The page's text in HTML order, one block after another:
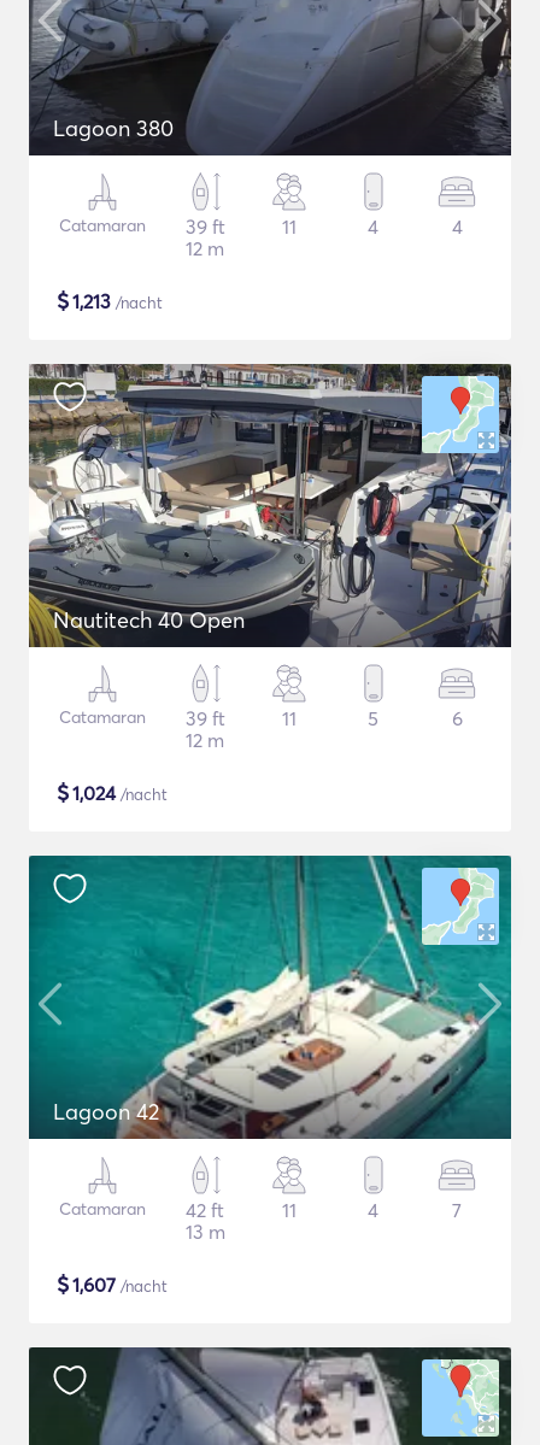
Lagoon 380
Catamaran
39 ft
12 m
11 4 4
$1,213 /nacht
Nautitech 40 Open
Catamaran
39 ft
12 m
11 5 6
$1,024/nacht
Lagoon 42
Catamaran
42 ft
13 m
11 4 7
$1,607 /nacht